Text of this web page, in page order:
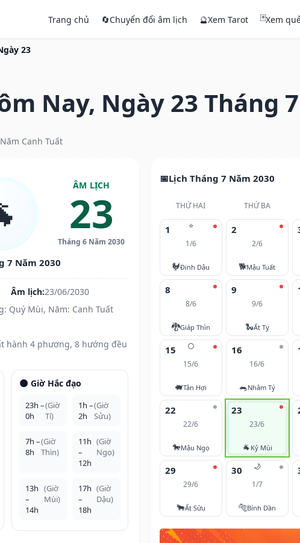
Trang chủ 🔄Chuyển đổi âm lịch 🔮Xem Tarot 🃏Xem
23
Nay, Ngày 23 Tháng
Canh Tuất
ÂM LỊCH
23
Tháng 6 Năm 2030
7 Năm 2030
Âm lịch:23/06/2030
Quý Mùi, Năm: Canh Tuất
hành 4 phương, 8 hướng đều
🌑 Giờ Hắc đạo
23h –
0h
(Giờ
Tí)
1h –
2h
(Giờ
Sửu)
7h –
8h
(Giờ
Thìn)
11h
–
12h
(Giờ
Ngọ)
13h
–
14h
(Giờ
Mùi)
17h
–
18h
(Giờ
Dậu)
Lịch Tháng 7 Năm 2030
THỨ HAI THỨ BA
⭐
1
1/6
🐓Đinh Dậu
2
2/6
🐕Mậu Tuất
8
8/6
🐉Giáp Thìn
9
9/6
🐍Ất Tỵ
🌕
15
15/6
🐖Tân Hợi
16
16/6
🐀Nhâm Tý
22
22/6
🐎Mậu Ngọ
23
23/6
🐐 Kỷ Mùi
29
29/6
🐂Ất Sửu
🌙
30
1/7
🐅Bính Dần